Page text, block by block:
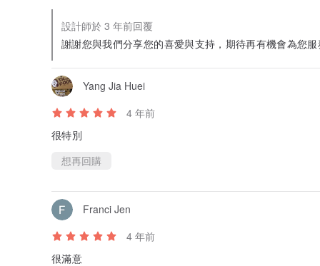
設計師於 3 年前回覆
謝謝您與我們分享您的喜愛與支持，期待再有機會為您
Yang Jia Huei
4 年前
很特別
想再回購
Franci Jen
4 年前
很滿意